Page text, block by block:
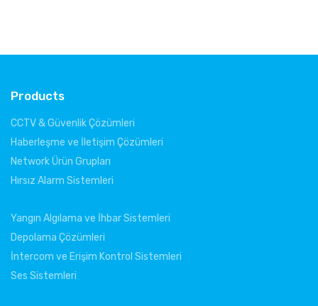
Products
CCTV & Güvenlik Çözümleri
Haberleşme ve İletişim Çözümleri
Network Ürün Grupları
Hırsız Alarm Sistemleri
Yangın Algılama ve İhbar Sistemleri
Depolama Çözümleri
İntercom ve Erişim Kontrol Sistemleri
Ses Sistemleri